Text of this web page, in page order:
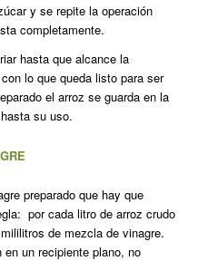
y se repite la operación
completamente.
hasta que alcance la
lo que queda listo para ser
el arroz se guarda en la
su uso.
preparado que hay que
por cada litro de arroz crudo
de mezcla de vinagre.
un recipiente plano, no